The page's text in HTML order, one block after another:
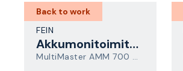
Back to work
FEIN
Akkumonitoimityökalu
MultiMaster AMM 700 Max AS